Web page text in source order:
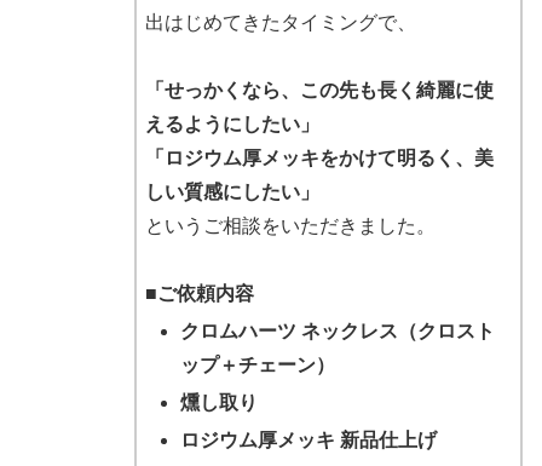
出はじめてきたタイミングで、
「せっかくなら、この先も長く綺麗に使
えるようにしたい」
「ロジウム厚メッキをかけて明るく、美
しい質感にしたい」
というご相談をいただきました。
■ご依頼内容
クロムハーツ ネックレス（クロスト
ップ＋チェーン）
燻し取り
ロジウム厚メッキ 新品仕上げ